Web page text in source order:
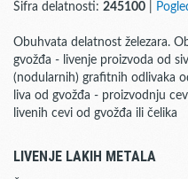
Šifra delatnosti: 245100
Obuhvata delatnost železara.
gvožđa - livenje proizvoda od
(nodularnih) grafitnih odlivaka
liva od gvožđa - proizvodnju
livenih cevi od gvožđa ili čelika
LIVENJE LAKIH METALA